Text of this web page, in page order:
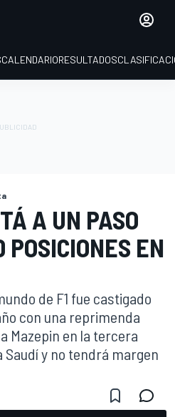
CALENDARIORESULTADOS
A UN PASO
POSICIONES EN
de F1 fue castigado
con una reprimenda
Mazepin en la tercera
y no tendrá margen